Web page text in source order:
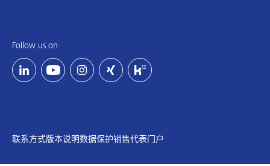
Follow us on
联系方式版本说明数据保护销售代表门户